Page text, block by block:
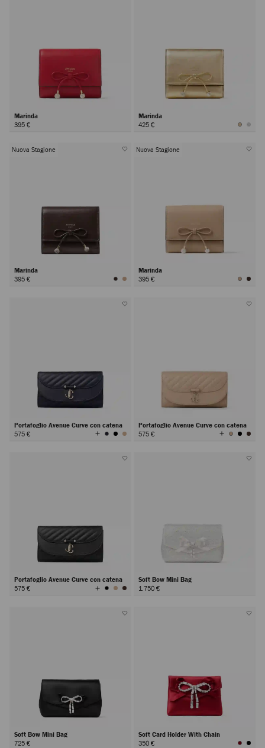
Marinda
395 €
Marinda
425 €
Nuova Stagione
Marinda
395 €
Nuova Stagione
Marinda
395 €
Portafoglio Avenue Curve con catena
575 €
Visualizza
tutti
Portafoglio Avenue Curve con catena
575 €
Visualizza
tutti
Portafoglio Avenue Curve con catena
575 €
Visualizza
tutti
Soft Bow Mini Bag
1.750 €
Soft Bow Mini Bag
725 €
Soft Card Holder With Chain
350 €